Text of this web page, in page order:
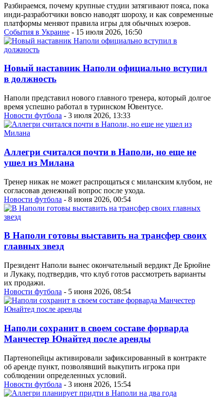
Разбираемся, почему крупные студии затягивают пояса, пока
инди-разработчики вовсю наводят шороху, и как современные
платформы меняют правила игры для обычных юзеров.
События в Украине - 15 июля 2026, 16:50
Новый наставник Наполи официально вступил
в должность
Наполи представил нового главного тренера, который долгое
время успешно работал в туринском Ювентусе.
Новости футбола - 3 июля 2026, 13:33
Аллегри считался почти в Наполи, но еще не
ушел из Милана
Тренер никак не может распрощаться с миланским клубом, не
согласовав денежный вопрос после ухода.
Новости футбола - 8 июня 2026, 00:54
В Наполи готовы выставить на трансфер своих
главных звезд
Президент Наполи вынес окончательный вердикт Де Брюйне
и Лукаку, подтвердив, что клуб готов рассмотреть варианты
их продажи.
Новости футбола - 5 июня 2026, 08:54
Наполи сохранит в своем составе форварда
Манчестер Юнайтед после аренды
Партенопейцы активировали зафиксированный в контракте
об аренде пункт, позволявший выкупить игрока при
соблюдении определенных условий.
Новости футбола - 3 июня 2026, 15:54